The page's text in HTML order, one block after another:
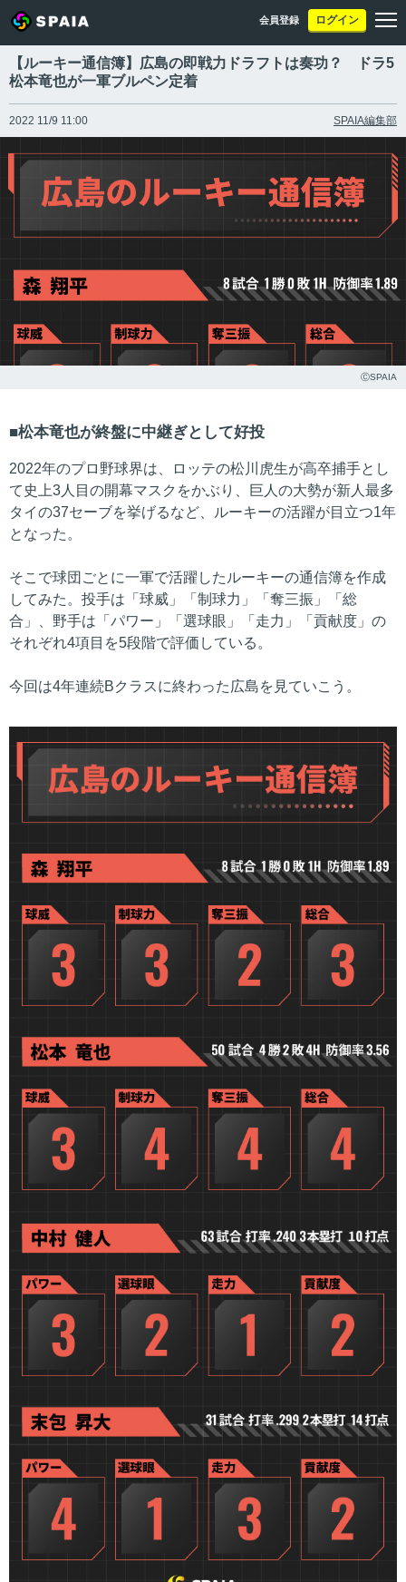
会員登録 ログイン
【ルーキー通信簿】広島の即戦力ドラフトは奏功？ ドラ5
松本竜也が一軍ブルペン定着
2022 11/9 11:00 SPAIA編集部
ⒸSPAIA
松本竜也が終盤に中継ぎとして好投
2022年のプロ野球界は、ロッテの松川虎生が高卒捕手とし
て史上3人目の開幕マスクをかぶり、巨人の大勢が新人最多
タイの37セーブを挙げるなど、ルーキーの活躍が目立つ1年
となった。
そこで球団ごとに一軍で活躍したルーキーの通信簿を作成
してみた。投手は「球威」「制球力」「奪三振」「総
合」、野手は「パワー」「選球眼」「走力」「貢献度」の
それぞれ4項目を5段階で評価している。
今回は4年連続Bクラスに終わった広島を見ていこう。